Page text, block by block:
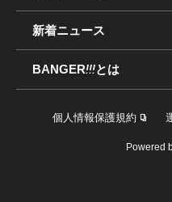
新着ニュース
BANGER!!!とは
個人情報保護規約
Powered